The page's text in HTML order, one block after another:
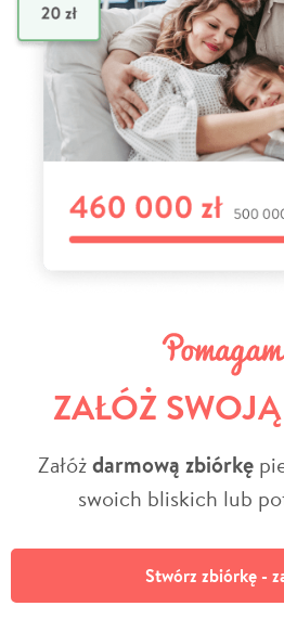
ZAŁÓŻ
Załóżdarmową zbiórkę
swoich bliskich lub
Stwórz zbiórkę -